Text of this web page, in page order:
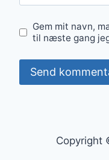
Gem mit navn,
til næste gang
Copyright